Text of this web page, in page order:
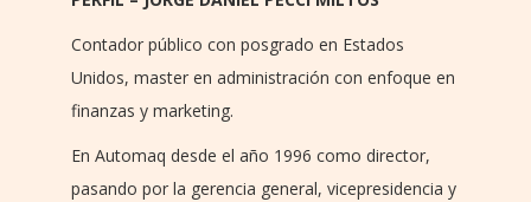
Contador público con posgrado en Estados
Unidos, master en administración con enfoque en
finanzas y marketing.
En Automaq desde el año 1996 como director,
pasando por la gerencia general, vicepresidencia y